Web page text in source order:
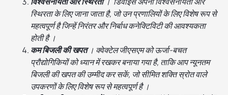
स्थिरता के लिए जाना जाता है, जो उन प्रणालियों के लिए विशेष रूप से
महत्वपूर्ण है जिन्हें निरंतर और निर्बाध कनेक्टिविटी की आवश्यकता
होती है ।
कम बिजली की खपत। क्वेक्टेल जीएसएम को ऊर्जा-बचत
प्रौद्योगिकियों को ध्यान में रखकर बनाया गया है, ताकि आप न्यूनतम
बिजली की खपत की उम्मीद कर सकें, जो सीमित शक्ति स्रोत वाले
उपकरणों के लिए विशेष रूप से महत्वपूर्ण है ।